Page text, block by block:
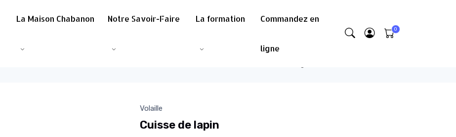
La Maison Chabanon Notre Savoir-Faire La formation Commandez en
ligne
Volaille
Cuisse de lapin